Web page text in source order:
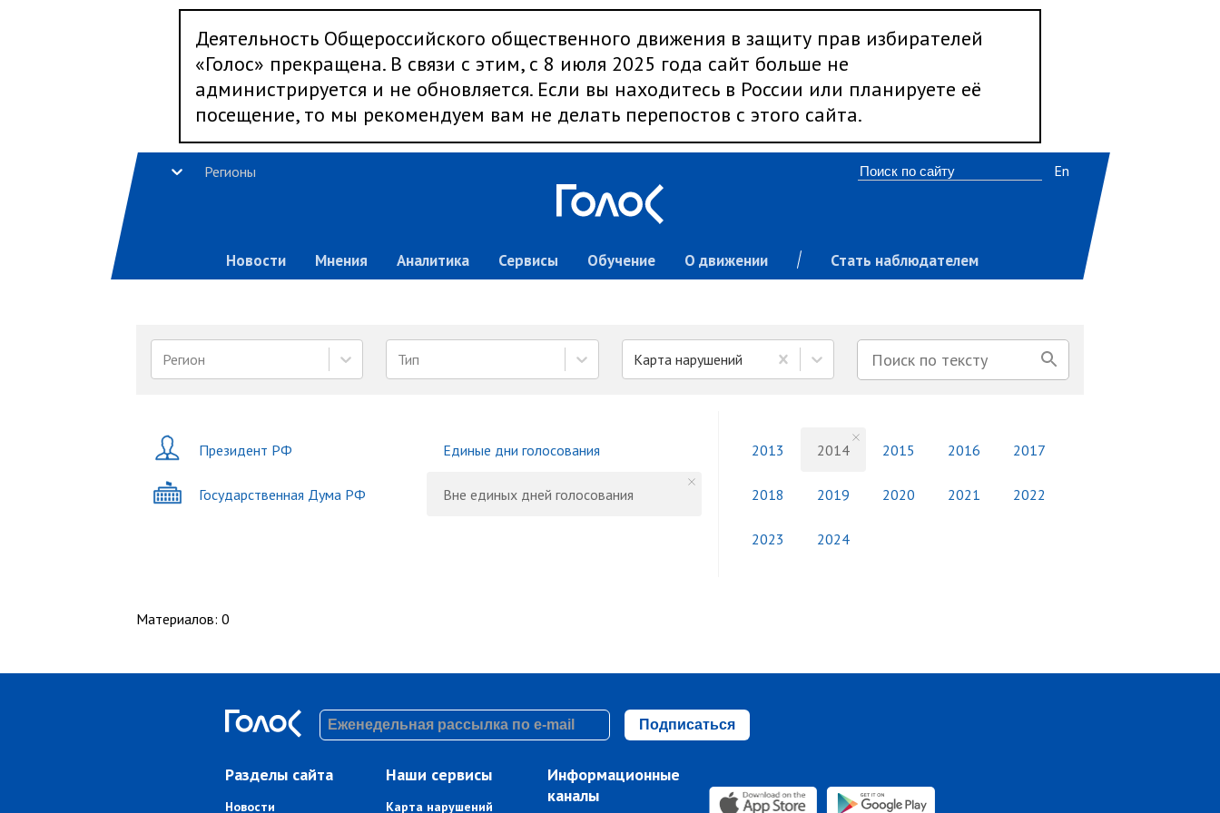
Деятельность Общероссийского общественного движения в защиту прав избирателей
«Голос» прекращена. В связи с этим, с 8 июля 2025 года сайт больше не
администрируется и не обновляется. Если вы находитесь в России или планируете её
посещение, то мы рекомендуем вам не делать перепостов с этого сайта.
Регионы
Новости Мнения Аналитика Сервисы Обучение О движении Стать наблюдателем
En
Регион Тип Карта нарушений
Президент РФ
Государственная Дума РФ
Единые дни голосования
Вне единых дней голосования
2013 2014 2015 2016 2017
2018 2019 2020 2021 2022
2023 2024
Материалов: 0
Подписаться
Разделы сайта
Новости
Наши сервисы
Карта нарушений
Информационные
каналы